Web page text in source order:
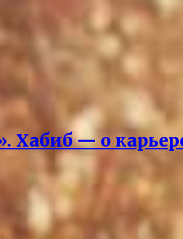
Хабиб — о